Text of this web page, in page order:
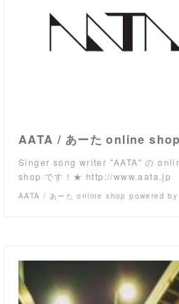
Singer song writer "AATA" の
shop です！★ http://www.aata.jp